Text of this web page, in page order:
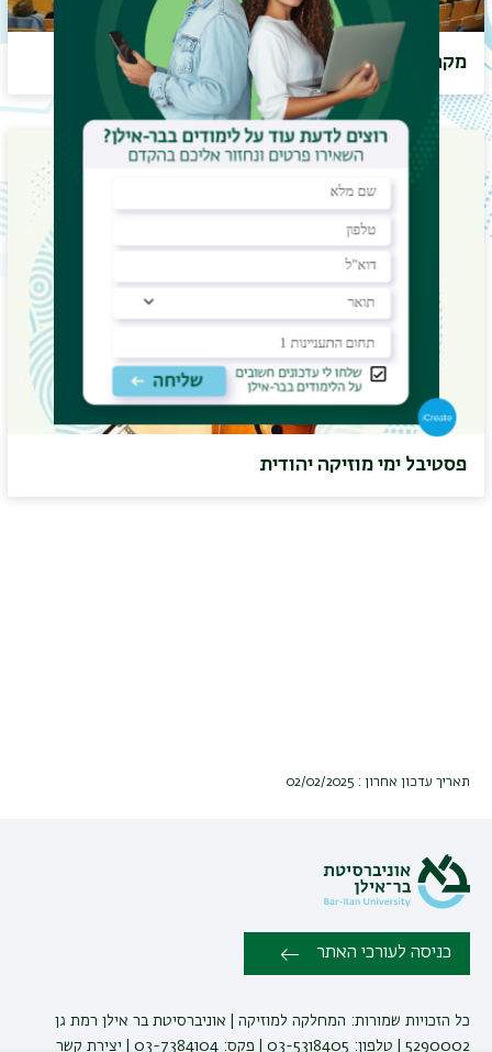
מקהלת בר-אילן בניצוחו של ד"ר אבי בר-איתן
פסטיבל ימי מוזיקה יהודית
תאריך עדכון אחרון : 02/02/2025
כניסה לעורכי האתר
כל הזכויות שמורות: המחלקה למוזיקה | אוניברסיטת בר אילן רמת גן
5290002 | טלפון: 03-5318405 | פקס: 03-7384104 |
יצירת קשר